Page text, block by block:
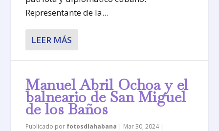
Representante de la...
LEER MÁS
Manuel Abril Ochoa y el
balneario de San Miguel
de los Baños
Publicado por fotosdlahabana | Mar 30, 2024|